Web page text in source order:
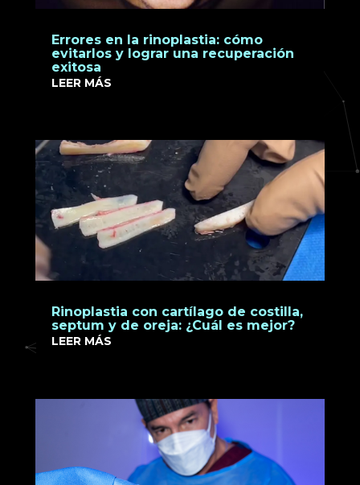
Errores en la rinoplastia: cómo
evitarlos y lograr una recuperación
exitosa
LEER MÁS
Rinoplastia con cartílago de costilla,
septum y de oreja: ¿Cuál es mejor?
LEER MÁS